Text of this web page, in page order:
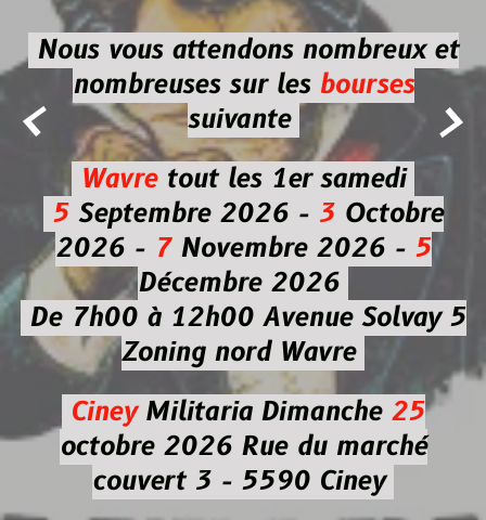
 
Nous vous attendons nombreux et
nombreuses sur les bourses
suivante
Wavretout les 1er samedi
5Septembre 2026 - 3Octobre
2026 -7Novembre 2026 - 5
Décembre 2026
De 7h00 à 12h00 Avenue Solvay 5
Zoning nord Wavre
CineyMilitaria Dimanche 25
octobre 2026Rue du marché
couvert 3 - 5590 Ciney